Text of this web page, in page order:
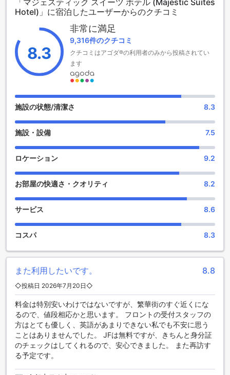
なっています。また、空港までの所要時間は約45分です。
マジェスティック スイーツ ホテルでは、2歳から10歳までの
お子様が無料で宿泊できる子供ポリシーがあります。家族連
れにとっても快適な滞在ができる環境が整っています。バン
コクの観光名所や市内中心部へのアクセスも便利で、快適な
滞在をお約束します。
楽しい娯楽施設で贅沢な滞在を満喫しよう！
バンコクのマジェスティック スイーツ ホテルでは、充実した
娯楽施設を提供しています。ホテル内にはショップやバーが
お土産や洋服、アクセサリーなどの商品を手に入れることが
できます。また、バーでは美味しいカクテルや地元のビール
を楽しむことができます。さまざまな種類のドリンクや軽食
を提供しており、友人や家族とのリラックスした時間を過ご
快適な滞在と共に楽しいエンターテイメントを提供していま
す。
便利な設備が充実したマジェスティック スイーツ ホテル
マジェスティック スイーツ ホテルは、快適な滞在をサポート
するためにさまざまな便利な設備を提供しています。24時間
ことができます。また、宿泊者のためにランドリーサービス
も用意されており、旅の洗濯物を気にすることなく快適な滞
コンシェルジュサービスもご利用いただけます。ホテル内の
パブリックエリアでは、Wi-Fiが利用可能であり、全客室でも
無料のWi-Fiが提供されています。ドライクリーニングサービ
スや荷物預かりサービスも完備されており、快適な滞在をサ
ポートします。さらに、デイリーハウスキーピングサービス
も行われており、常に清潔で快適な環境を提供しています。
便利なアクセスと充実した交通施設
「マジェスティック スイーツ ホテル (Majestic Suites
Hotel)」に宿泊したユーザーからのクチコミ
8.3
非常に満足
9,316件のクチコミ
クチコミはアゴダ®の利用者のみから投稿されてい
ます
施設の状態/清潔さ 8.3
施設・設備 7.5
ロケーション 9.2
お部屋の快適さ・クオリティ 8.2
サービス 8.6
コスパ 8.3
また利用したいです。 8.8
◇投稿日 2026年7月20日◇
料金は特別安いわけではないですが、繁華街のすぐ近くにな
るので、値段相応かと思います。 フロントの受付スタッフの
方はとても優しく、英語があまりできない私でも不安に思う
ことはありませんでした。 JFは無料ですが、きちんと身分証
のチェックはしてくれるので、安心できました。 また再訪す
る予定です。